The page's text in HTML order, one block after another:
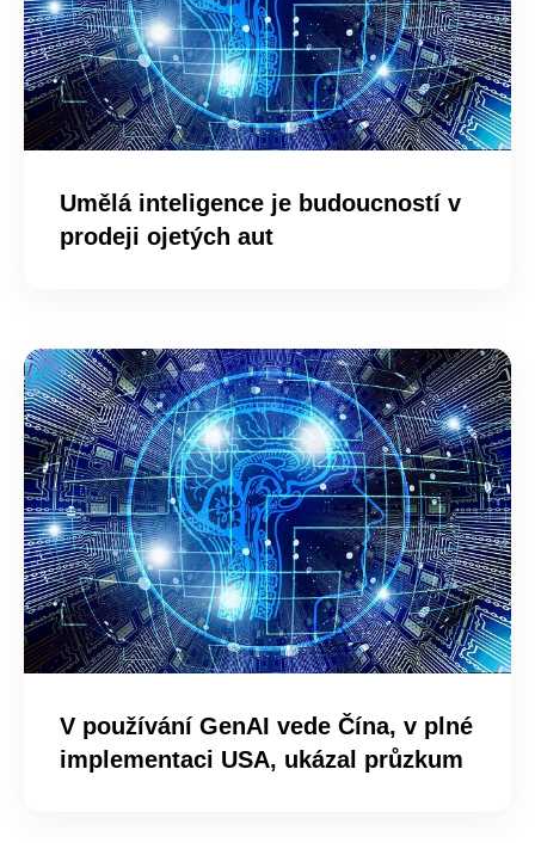
Umělá inteligence je budoucností v
prodeji ojetých aut
V používání GenAI vede Čína, v plné
implementaci USA, ukázal průzkum